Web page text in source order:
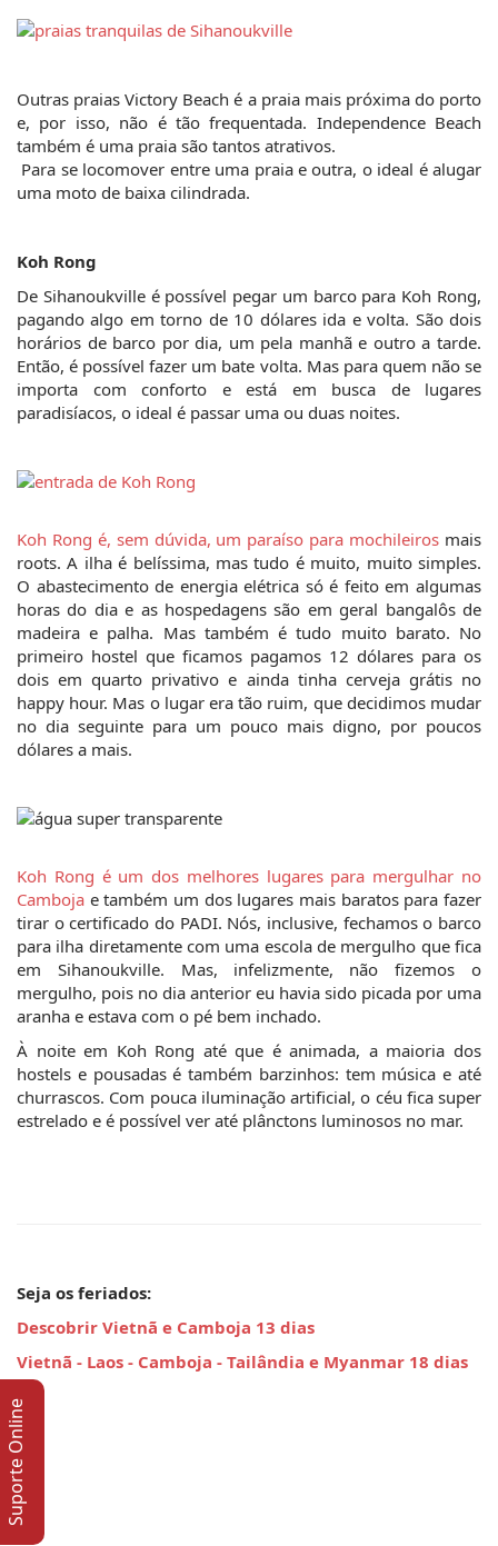
Outras praias Victory Beach é a praia mais próxima do porto
e, por isso, não é tão frequentada. Independence Beach
também é uma praia são tantos atrativos.
uma moto de baixa cilindrada.
Koh Rong
De Sihanoukville é possível pegar um barco para Koh Rong,
pagando algo em torno de 10 dólares ida e volta. São dois
horários de barco por dia, um pela manhã e outro a tarde.
Então, é possível fazer um bate volta. Mas para quem não se
importa com conforto e está em busca de lugares
paradisíacos, o ideal é passar uma ou duas noites.
Koh Rong é, sem dúvida, um paraíso para mochileiros mais
roots. A ilha é belíssima, mas tudo é muito, muito simples.
O abastecimento de energia elétrica só é feito em algumas
horas do dia e as hospedagens são em geral bangalôs de
madeira e palha. Mas também é tudo muito barato. No
primeiro hostel que ficamos pagamos 12 dólares para os
dois em quarto privativo e ainda tinha cerveja grátis no
happy hour. Mas o lugar era tão ruim, que decidimos mudar
no dia seguinte para um pouco mais digno, por poucos
dólares a mais.
Koh Rong é um dos melhores lugares para mergulhar no
Camboja e também um dos lugares mais baratos para fazer
tirar o certificado do PADI. Nós, inclusive, fechamos o barco
para ilha diretamente com uma escola de mergulho que fica
em Sihanoukville. Mas, infelizmente, não fizemos o
mergulho, pois no dia anterior eu havia sido picada por uma
aranha e estava com o pé bem inchado.
À noite em Koh Rong até que é animada, a maioria dos
hostels e pousadas é também barzinhos: tem música e até
churrascos. Com pouca iluminação artificial, o céu fica super
estrelado e é possível ver até plânctons luminosos no mar.
Seja os feriados:
Descobrir Vietnã e Camboja 13 dias
Vietnã - Laos - Camboja - Tailândia e Myanmar 18 dias
Suporte Online